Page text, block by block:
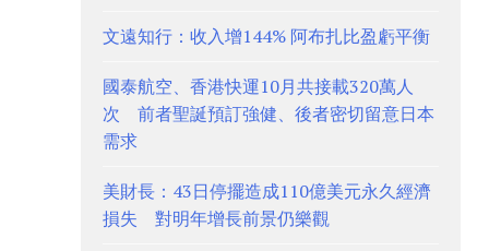
文遠知行：收入增144% 阿布扎比盈虧平衡
國泰航空、香港快運10月共接載320萬人
次 前者聖誕預訂強健、後者密切留意日本
需求
美財長：43日停擺造成110億美元永久經濟
損失 對明年增長前景仍樂觀